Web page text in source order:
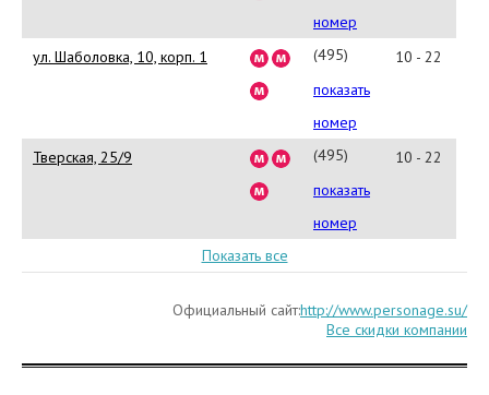
10-
04
номер
ул. Шаболовка, 10, корп. 1
(495)
643-
11-
17
показать
номер
10 - 22
Тверская, 25/9
(495)
699-
19-
показать
номер
10 - 22
Показать все
Официальный сайт:http://www.personage.su/
Все скидки компании